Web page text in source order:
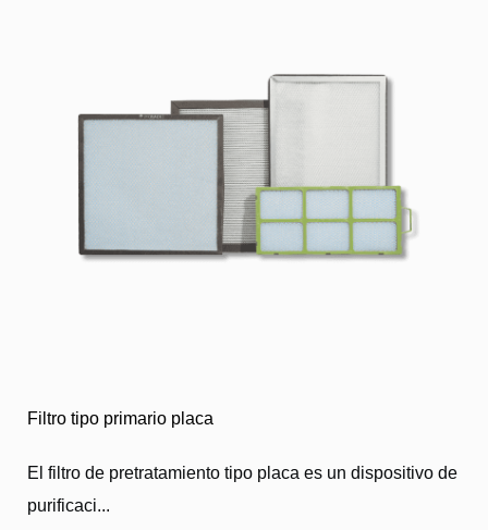
Filtro tipo primario placa
El filtro de pretratamiento tipo placa es un dispositivo de
purificaci...